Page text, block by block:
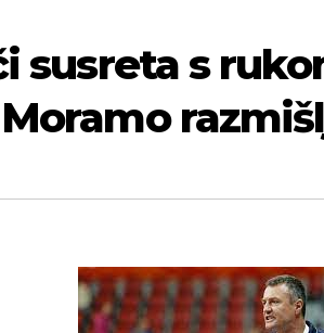
susreta s